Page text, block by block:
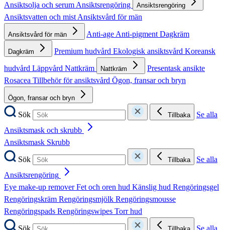
Ansiktsolja och serumAnsiktsrengöring Ansiktsrengöring
Ansiktsvatten och mistAnsiktsvård för män
Ansiktsvård för män Anti-ageAnti-pigmentDagkräm
Dagkräm Premium hudvård Ekologisk ansiktsvård Koreansk
hudvård Läppvård Nattkräm Nattkräm
Presentask ansikte
Rosacea Tillbehör för ansiktsvård Ögon, fransar och bryn
Ögon, fransar och bryn
Sök Tillbaka
Se alla
Ansiktsmask och skrubb
Ansiktsmask Skrubb
Sök
Tillbaka
Se alla
Ansiktsrengöring
Eye make-up removerFet och oren hud Känslig hud Rengöringsgel
Rengöringskräm Rengöringsmjölk Rengöringsmousse
Rengöringspads Rengöringswipes Torr hud